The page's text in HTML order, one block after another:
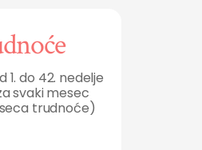
do 42. nedelje
svaki mesec
trudnoće)